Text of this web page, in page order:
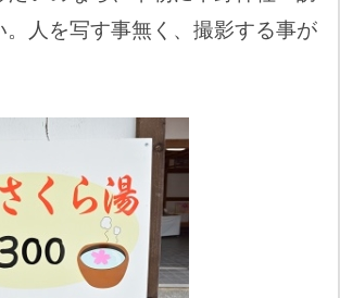
人を写す事無く、撮影する事が